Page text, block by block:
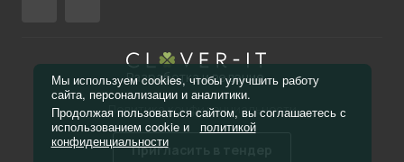
Пригласить в тендер
Политика конфиденциальности
Разработка и ведение
Мы используем cookies, чтобы улучшить работу
сайта, персонализации и аналитики.
Продолжая пользоваться сайтом, вы соглашаетесь с
использованием cookie и
политикой
конфиденциальности